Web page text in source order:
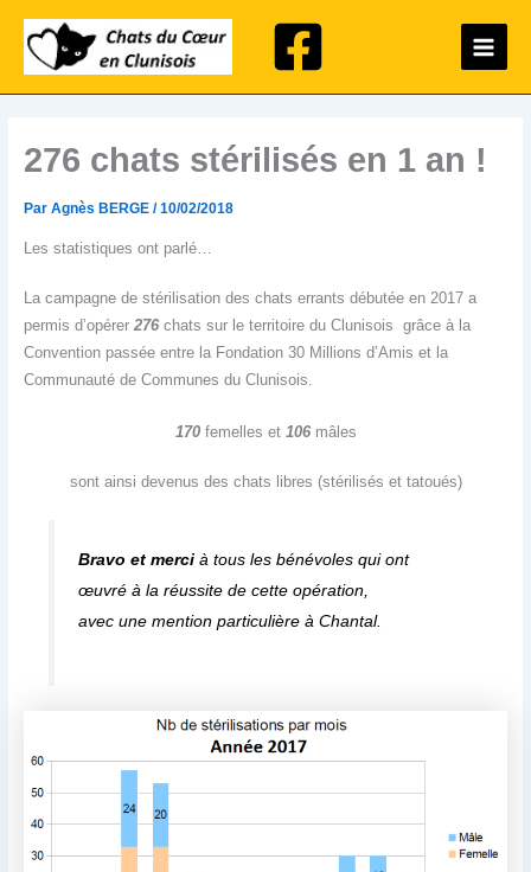
contenu
Main
Menu
276 chats stérilisés en 1 an !
Par Agnès BERGE /10/02/2018
Les statistiques ont parlé…
La campagne de stérilisation des chats errants débutée en 2017 a
permis d’opérer 276 chats sur le territoire du Clunisois grâce à la
Convention passée entre la Fondation 30 Millions d’Amis et la
Communauté de Communes du Clunisois.
170 femelles et 106 mâles
sont ainsi devenus des chats libres (stérilisés et tatoués)
Bravo et mercià tous les bénévoles qui ont
œuvré à la réussite de cette opération,
avec une mention particulière à Chantal.